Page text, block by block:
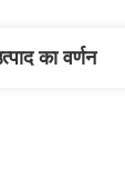
का वर्णन